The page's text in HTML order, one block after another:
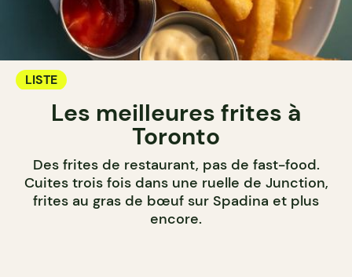
LISTE
Les meilleures frites à
Toronto
Des frites de restaurant, pas de fast-food.
Cuites trois fois dans une ruelle de Junction,
frites au gras de bœuf sur Spadina et plus
encore.